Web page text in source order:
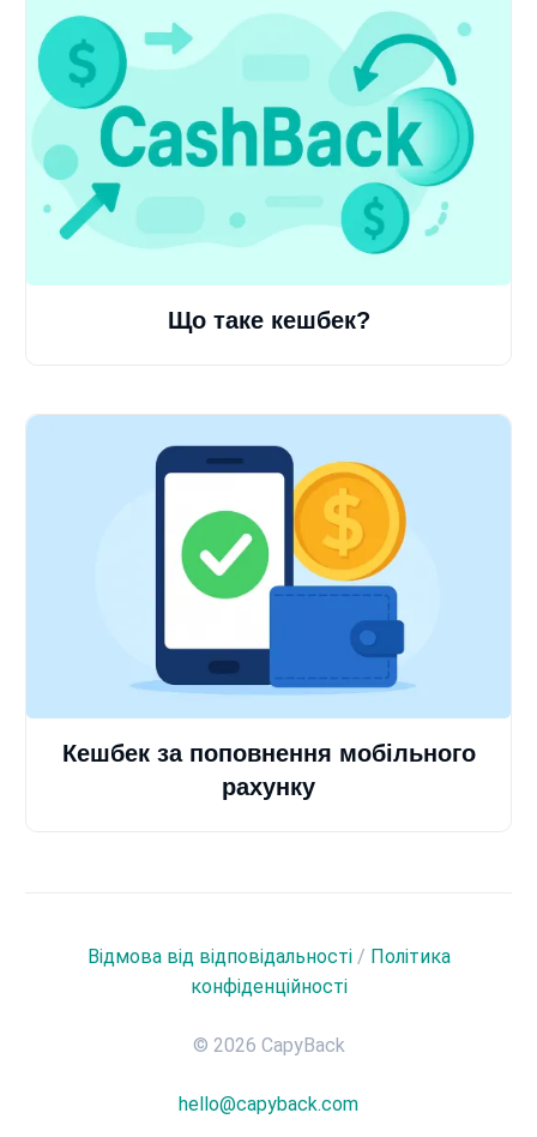
Що таке кешбек?
Кешбек за поповнення мобільного
рахунку
Відмова від відповідальності/ Політика
конфіденційності
© 2026 CapyBack
hello@capyback.com